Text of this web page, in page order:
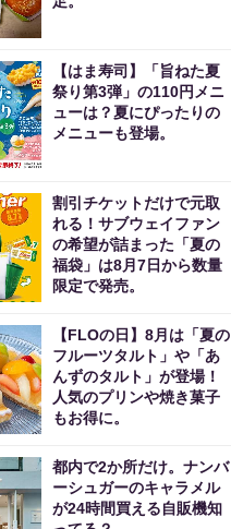
【はま寿司】「旨ねた夏
祭り第3弾」の110円メニ
ューは？夏にぴったりの
メニューも登場。
割引チケットだけで元取
れる！サブウェイファン
の希望が詰まった「夏の
福袋」は8月7日から数量
限定で発売。
【FLOの日】8月は「夏の
フルーツタルト」や「あ
んずのタルト」が登場！
人気のプリンや焼き菓子
もお得に。
都内で2か所だけ。ナンバ
ーシュガーのキャラメル
が24時間買える自販機知